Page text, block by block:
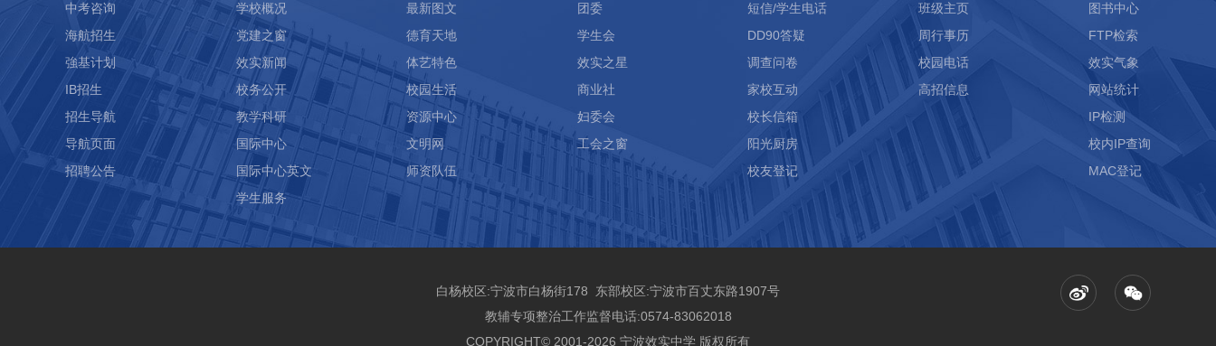
中考咨询
海航招生
強基计划
IB招生
招生导航
导航页面
招聘公告
学校概况
党建之窗
效实新闻
校务公开
教学科研
国际中心
国际中心英文
学生服务
最新图文
德育天地
体艺特色
校园生活
资源中心
文明网
师资队伍
团委
学生会
效实之星
商业社
妇委会
工会之窗
短信/学生电话
DD90答疑
调查问卷
家校互动
校长信箱
阳光厨房
校友登记
班级主页
周行事历
校园电话
高招信息
图书中心
FTP检索
效实气象
网站统计
IP检测
校内IP查询
MAC登记
白杨校区:宁波市白杨街178 东部校区:宁波市百丈东路1907号
教辅专项整治工作监督电话:0574-83062018
COPYRIGHT© 2001-2026 宁波效实中学 版权所有